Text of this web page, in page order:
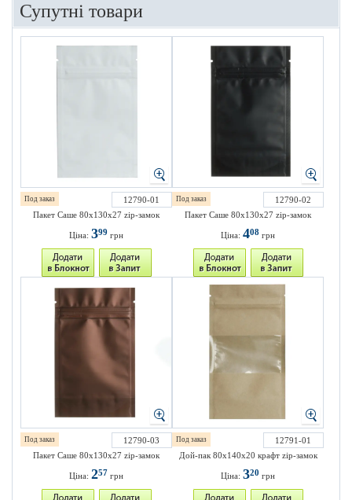
Супутні товари
Под заказ
12790-01
Пакет Саше 80х130х27 zip-замок
Ціна: 399 грн
Под заказ
12790-02
Пакет Саше 80х130х27 zip-замок
Ціна: 408 грн
Под заказ
12790-03
Пакет Саше 80х130х27 zip-замок
Ціна: 257 грн
Под заказ
12791-01
Дой-пак 80х140х20 крафт zip-замок
Ціна: 320 грн